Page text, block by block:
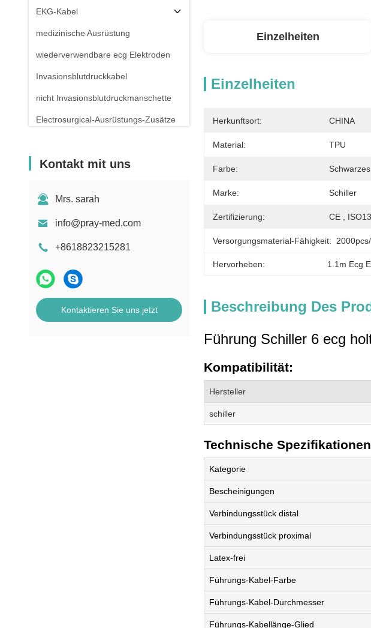
EKG-Kabel
medizinische Ausrüstung
wiederverwendbare ecg Elektroden
Invasionsblutdruckkabel
nicht Invasionsblutdruckmanschette
Electrosurgical-Ausrüstungs-Zusätze
Kontakt mit uns
Mrs. sarah
info@pray-med.com
+8618823215281
Kontaktieren Sie uns jetzt
Einzelheiten
Einzelheiten
Herkunftsort: CHINA
Material: TPU
Farbe: Schwarzes
Marke: Schiller
Zertifizierung: CE ,
Versorgungsmaterial-Fähigkeit:
Hervorheben: 1.1m Ecg
Beschreibung Des
Führung Schiller 6 ecg
Kompatibilität:
Hersteller
schiller
Technische
Kategorie
Bescheinigungen
Verbindungsstück distal
Verbindungsstück proximal
Latex-frei
Führungs-Kabel-Farbe
Führungs-Kabel-Durchmesser
Führungs-Kabellänge-Glied